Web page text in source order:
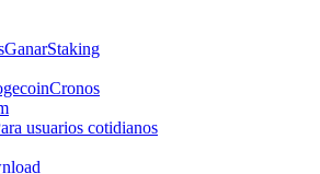
GanarStaking
Cronos
usuarios cotidianos